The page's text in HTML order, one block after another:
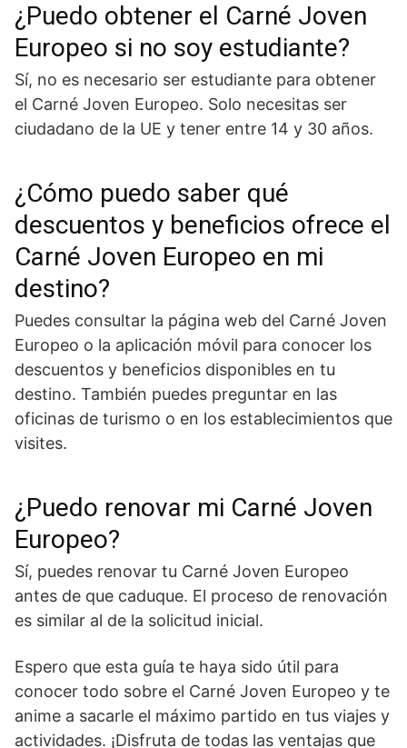
¿Puedo obtener el Carné Joven
Europeo si no soy estudiante?
Sí, no es necesario ser estudiante para obtener
el Carné Joven Europeo. Solo necesitas ser
ciudadano de la UE y tener entre 14 y 30 años.
¿Cómo puedo saber qué
descuentos y beneficios ofrece el
Carné Joven Europeo en mi
destino?
Puedes consultar la página web del Carné Joven
Europeo o la aplicación móvil para conocer los
descuentos y beneficios disponibles en tu
destino. También puedes preguntar en las
oficinas de turismo o en los establecimientos que
visites.
¿Puedo renovar mi Carné Joven
Europeo?
Sí, puedes renovar tu Carné Joven Europeo
antes de que caduque. El proceso de renovación
es similar al de la solicitud inicial.
Espero que esta guía te haya sido útil para
conocer todo sobre el Carné Joven Europeo y te
anime a sacarle el máximo partido en tus viajes y
actividades. ¡Disfruta de todas las ventajas que